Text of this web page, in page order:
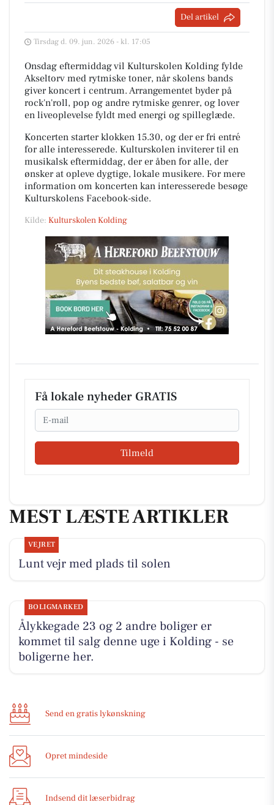
Del artikel
Tirsdag d. 09. jun. 2026 - kl. 17:05
Onsdag eftermiddag vil Kulturskolen Kolding fylde
Akseltorv med rytmiske toner, når skolens bands
giver koncert i centrum. Arrangementet byder på
rock'n'roll, pop og andre rytmiske genrer, og lover
en liveoplevelse fyldt med energi og spilleglæde.
Koncerten starter klokken 15.30, og der er fri entré
for alle interesserede. Kulturskolen inviterer til en
musikalsk eftermiddag, der er åben for alle, der
ønsker at opleve dygtige, lokale musikere. For mere
information om koncerten kan interesserede besøge
Kulturskolens Facebook-side.
Kilde: Kulturskolen Kolding
Få lokale nyheder GRATIS
Email
Tilmeld
MEST LÆSTE ARTIKLER
VEJRET
Lunt vejr med plads til solen
BOLIGMARKED
Ålykkegade 23 og 2 andre boliger er
kommet til salg denne uge i Kolding - se
boligerne her.
Send en gratis lykønskning
Opret mindeside
Indsend dit læserbidrag